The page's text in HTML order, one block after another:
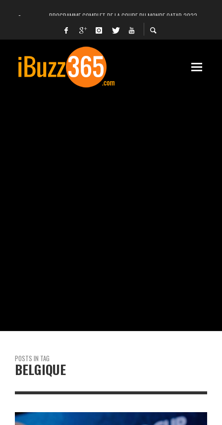
PROGRAMME COMPLET DE LA COUPE DU MONDE QATAR 2022
FACEBOOK, INSTAGRAM ET WHATSAPP HORS SERVICE! EST-CE UNE CYBER-
UNE VIDÉO 4K MONTRE LA PLANÈTE MARS EN ULTRA-HAUTE DÉFINITION
LANCEMENT DU PREMIER VOL HABITÉ DE SPACEX
DÉCÈS DE L’EX-PRÉSIDENT ZINE EL ABIDINE BEN ALI, SERA-T-IL ENTERRÉ EN
POSTS IN TAG
BELGIQUE